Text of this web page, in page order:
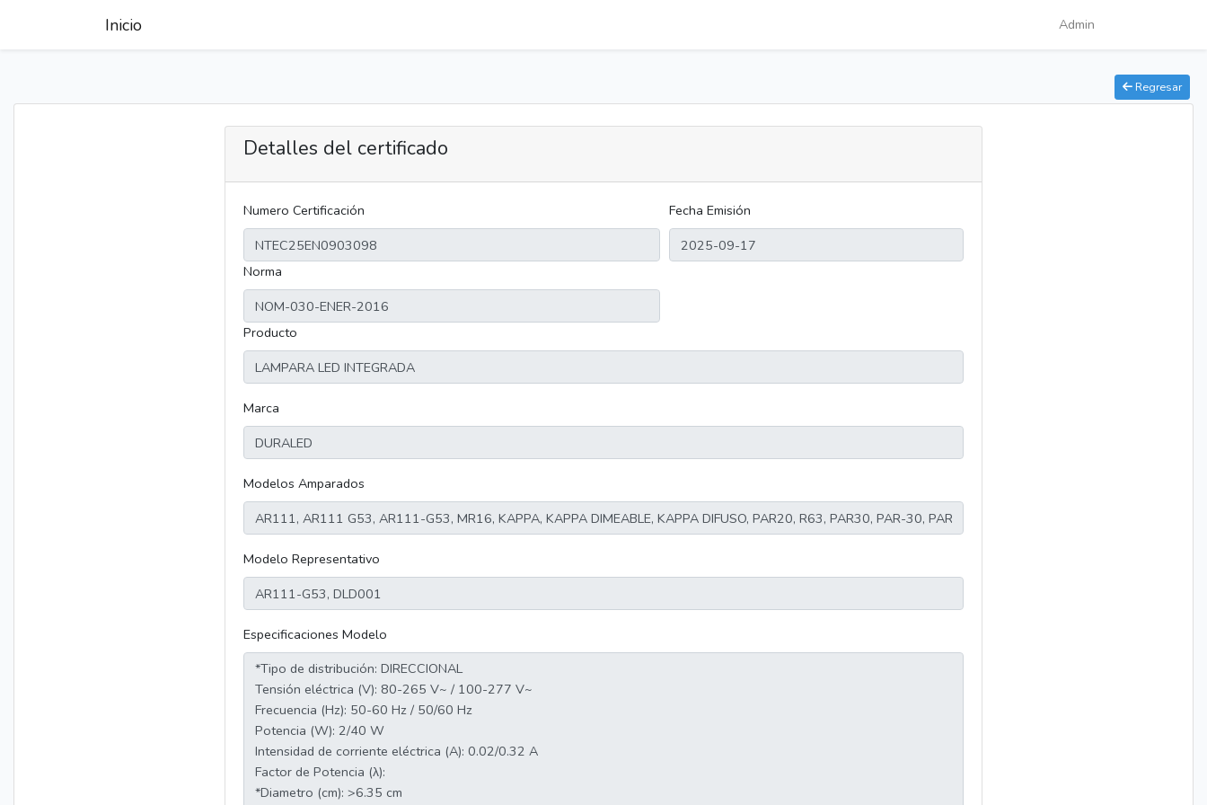
Inicio Admin
Regresar
Detalles del certificado
Numero Certificación Fecha Emisión
Norma
Producto
Marca
Modelos Amparados
Modelo Representativo
Especificaciones Modelo